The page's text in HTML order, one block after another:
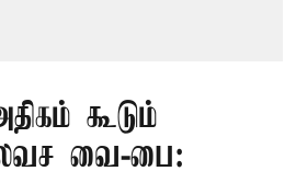
கூடும்
வை-பை: